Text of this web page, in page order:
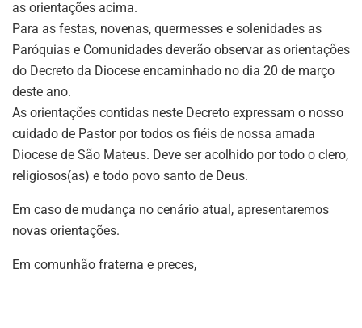
as orientações acima.
Para as festas, novenas, quermesses e solenidades as
Paróquias e Comunidades deverão observar as orientações
do Decreto da Diocese encaminhado no dia 20 de março
deste ano.
As orientações contidas neste Decreto expressam o nosso
cuidado de Pastor por todos os fiéis de nossa amada
Diocese de São Mateus. Deve ser acolhido por todo o clero,
religiosos(as) e todo povo santo de Deus.
Em caso de mudança no cenário atual, apresentaremos
novas orientações.
Em comunhão fraterna e preces,